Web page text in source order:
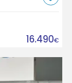
16.490€